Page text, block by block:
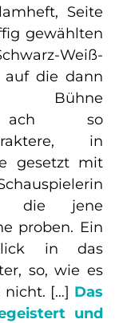
Seite
gewählten
Weiß-
auf die dann
Bühne
ach so
in
gesetzt mit
die jene
proben. Ein
in das
so, wie es
nicht. […] Das
und